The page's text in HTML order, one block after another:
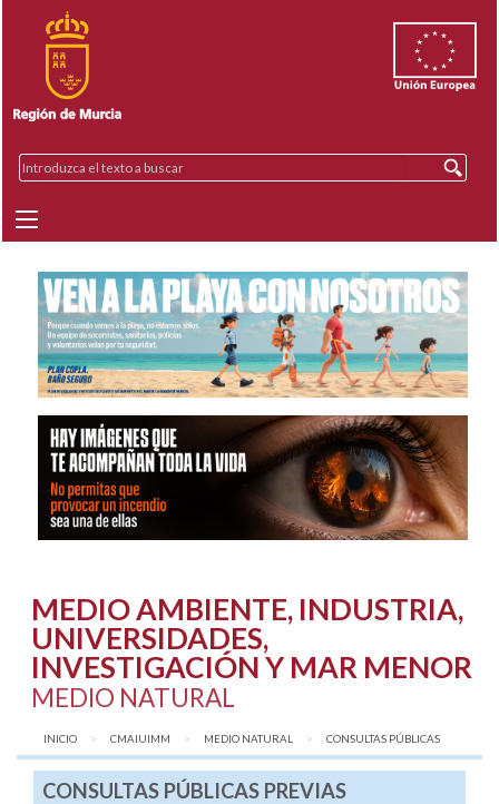
MEDIO AMBIENTE, INDUSTRIA,
UNIVERSIDADES,
INVESTIGACIÓN Y MAR MENOR
MEDIO NATURAL
INICIO CMAIUIMM MEDIO NATURAL AQUÍ:
CONSULTAS PÚBLICAS
CONSULTAS PÚBLICAS PREVIAS